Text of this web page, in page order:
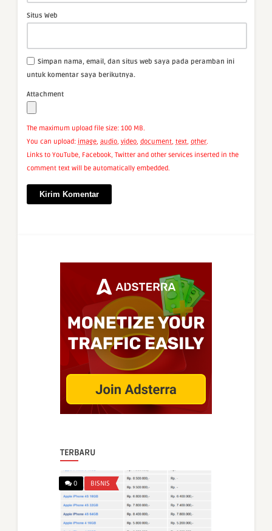
Situs Web
Simpan nama, email, dan situs web saya pada peramban ini
untuk komentar saya berikutnya.
Attachment
The maximum upload file size: 100 MB.
You can upload: image, audio, video, document, text, other.
Links to YouTube, Facebook, Twitter and other services inserted in the
comment text will be automatically embedded.
TERBARU
0 BISNIS